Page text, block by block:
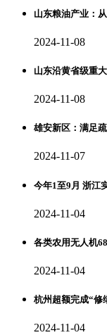
山东粮油产业：
2024-11-08
山东沿黄省级重
2024-11-08
雄安新区：满足
2024-11-07
今年1至9月 浙江
2024-11-04
各类农用无人机
2024-11-04
杭州超额完成“修
2024-11-04